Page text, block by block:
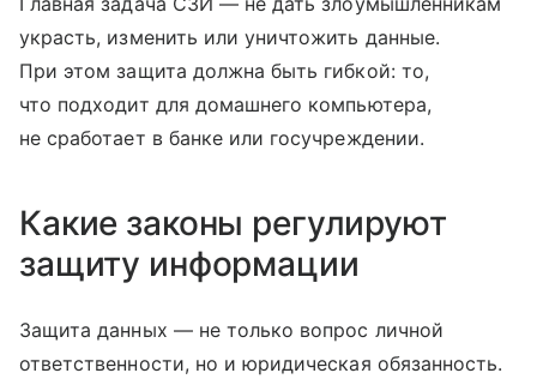
украсть, изменить или уничтожить данные.
При этом защита должна быть гибкой: то,
что подходит для домашнего компьютера,
не сработает в банке или госучреждении.
Какие законы регулируют
защиту информации
Защита данных — не только вопрос личной
ответственности, но и юридическая обязанность.